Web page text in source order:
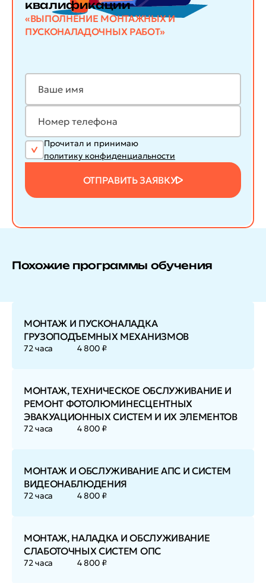
квалификации
«ВЫПОЛНЕНИЕ МОНТАЖНЫХ И
ПУСКОНАЛАДОЧНЫХ РАБОТ»
Прочитал и принимаю
политику конфиденциальности
ОТПРАВИТЬ ЗАЯВКУ
Похожие программы обучения
МОНТАЖ И ПУСКОНАЛАДКА
ГРУЗОПОДЪЕМНЫХ МЕХАНИЗМОВ
72 часа 4 800 ₽
МОНТАЖ, ТЕХНИЧЕСКОЕ ОБСЛУЖИВАНИЕ И
РЕМОНТ ФОТОЛЮМИНЕСЦЕНТНЫХ
ЭВАКУАЦИОННЫХ СИСТЕМ И ИХ ЭЛЕМЕНТОВ
72 часа 4 800 ₽
МОНТАЖ И ОБСЛУЖИВАНИЕ АПС И СИСТЕМ
ВИДЕОНАБЛЮДЕНИЯ
72 часа 4 800 ₽
МОНТАЖ, НАЛАДКА И ОБСЛУЖИВАНИЕ
СЛАБОТОЧНЫХ СИСТЕМ ОПС
72 часа 4 800 ₽